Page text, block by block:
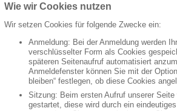
Wie wir Cookies nutzen
Wir setzen Cookies für folgende Zwecke ein:
Anmeldung: Bei der Anmeldung werden
verschlüsselter Form als Cookies
späteren Seitenaufruf automatisiert
Anmeldefenster können Sie mit der
bleiben“ festlegen, ob diese Cookies
Sitzung: Beim ersten Aufruf unserer
gestartet, diese wird durch ein